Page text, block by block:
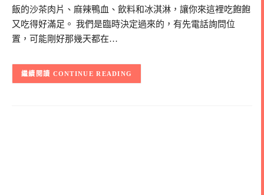
飯的沙茶肉片、麻辣鴨血、飲料和冰淇淋，讓你來這裡吃飽飽
又吃得好滿足。 我們是臨時決定過來的，有先電話詢問位
置，可能剛好那幾天都在…
CONTINUE READING